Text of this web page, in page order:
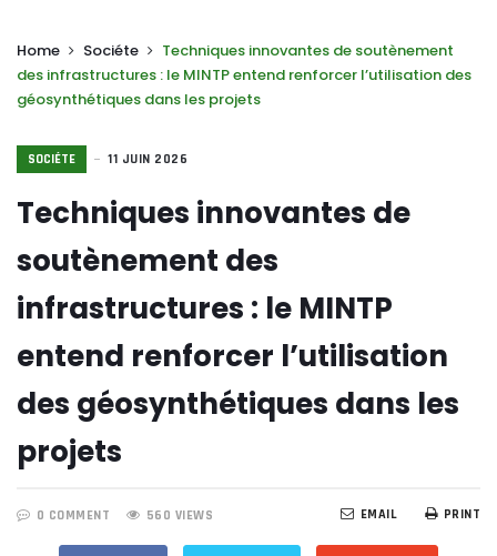
Home Sociéte
Techniques innovantes de soutènement
des infrastructures : le MINTP entend renforcer l’utilisation des
géosynthétiques dans les projets
SOCIÉTE 11 JUIN 2026
Techniques innovantes de
soutènement des
infrastructures : le MINTP
entend renforcer l’utilisation
des géosynthétiques dans les
projets
0 COMMENT 560 VIEWS PRINT
EMAIL